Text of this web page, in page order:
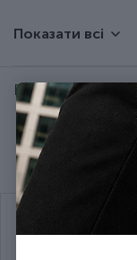
Тип випуску товару
Показати всі
Відгуки: